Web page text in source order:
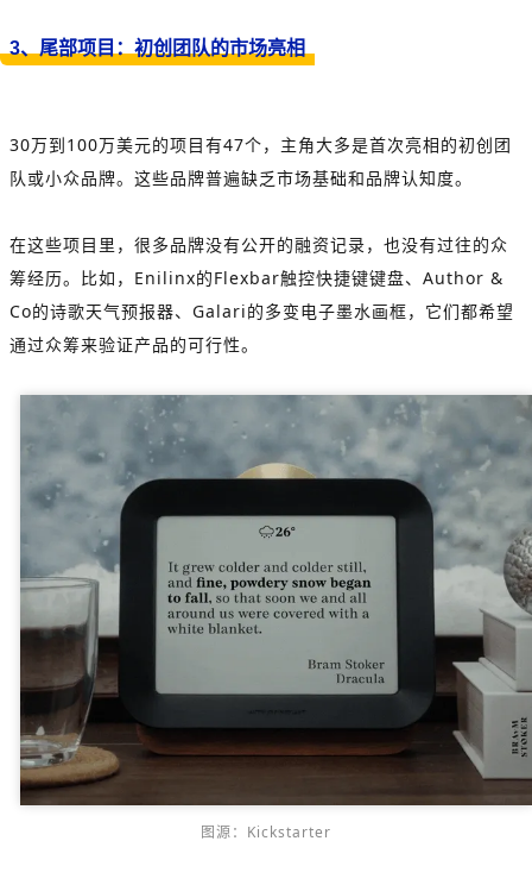
3、尾部项目：初创团队的市场亮相
30万到100万美元的项目有47个，主角大多是首次亮相的初创团
队或小众品牌。这些品牌普遍缺乏市场基础和品牌认知度。
在这些项目里，很多品牌没有公开的融资记录，也没有过往的众
筹经历。比如，Enilinx的Flexbar触控快捷键键盘、Author &
Co的诗歌天气预报器、Galari的多变电子墨水画框，它们都希望
通过众筹来验证产品的可行性。
图源：Kickstarter